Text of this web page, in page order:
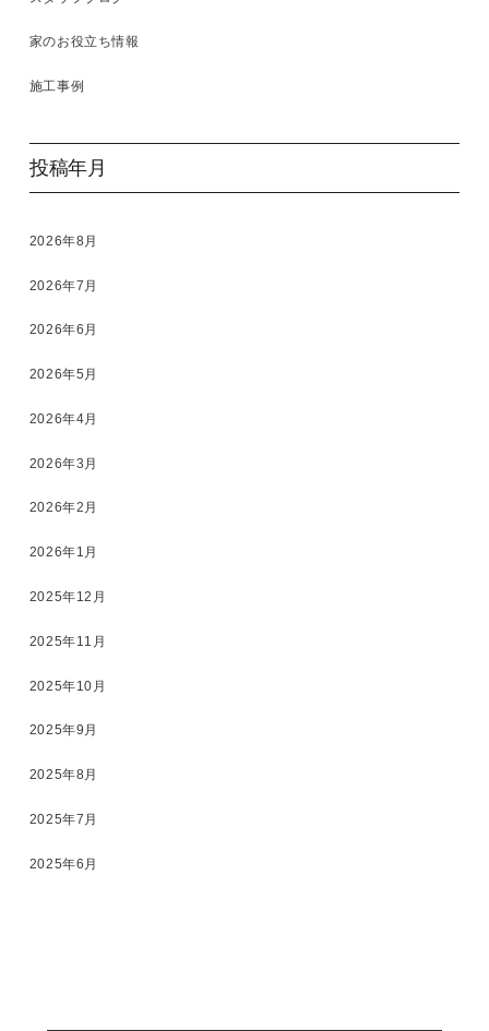
家のお役立ち情報
施工事例
投稿年月
2026年8月
2026年7月
2026年6月
2026年5月
2026年4月
2026年3月
2026年2月
2026年1月
2025年12月
2025年11月
2025年10月
2025年9月
2025年8月
2025年7月
2025年6月